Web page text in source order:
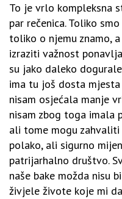
To je vrlo kompleksna
par rečenica. Toliko
toliko o njemu znamo,
izraziti važnost
su jako daleko
ima tu još dosta mjesta
nisam osjećala manje
nisam zbog toga imala
ali tome mogu zahvaliti
polako, ali sigurno
patrijarhalno društvo.
naše bake možda nisu
živjele živote koje mi